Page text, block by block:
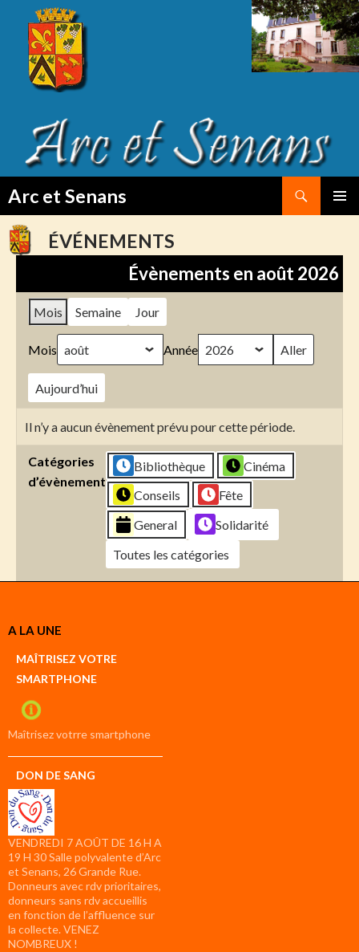
Arc et Senans
TO
CONTENTÉVÉNEMENTS
Évènements en août 2026
Mois Semaine Jour
Mois Année
Aujourd’hui
Il n’y a aucun évènement prévu pour cette période.
Catégories
d’évènement
Bibliothèque
Cinéma
Conseils
Fête
General
Solidarité
Toutes les catégories
Créer
compte
compte
A LA UNE
MAÎTRISEZ VOTRE
SMARTPHONE
Maîtrisez votrre smartphone
DON DE SANG
VENDREDI 7 AOÛT DE 16 H A
19 H 30 Salle polyvalente d’Arc
et Senans, 26 Grande Rue.
Donneurs avec rdv prioritaires,
donneurs sans rdv accueillis
en fonction de l’affluence sur
la collecte. VENEZ
NOMBREUX !